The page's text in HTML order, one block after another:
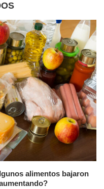
alimentos bajaron